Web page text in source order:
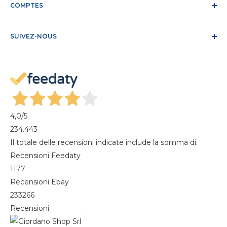
Politique relative aux cookies
Site sécurisé
FAQ
COMPTES
S'identifier
Magazine
SUIVEZ-NOUS
4,0/5
234.443
Il totale delle recensioni indicate include la somma di:
Recensioni Feedaty
1177
Recensioni Ebay
233266
Recensioni